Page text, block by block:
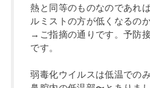
熱と同等のものなのであれ
ルミストの方が低くなるの
→ご指摘の通りです。予防
です。
弱毒化ウイルスは低温での